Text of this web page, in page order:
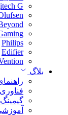
G
Philips
Edifier
بلاگ
فناوری
گیمینگ